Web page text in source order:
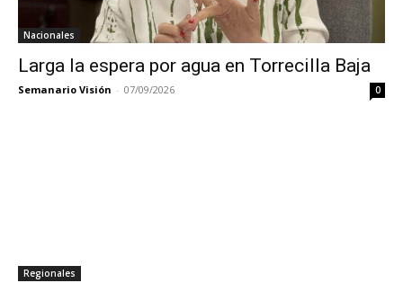
Nacionales
Larga la espera por agua en Torrecilla Baja
Semanario Visión - 07/09/2026 0
Regionales